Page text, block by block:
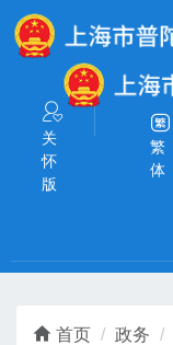
无障碍操作说明
关
怀
版
繁
体
首页 政务